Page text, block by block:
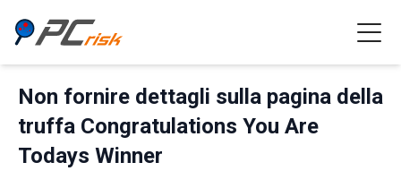
Non fornire dettagli sulla pagina della
truffa Congratulations You Are
Todays Winner